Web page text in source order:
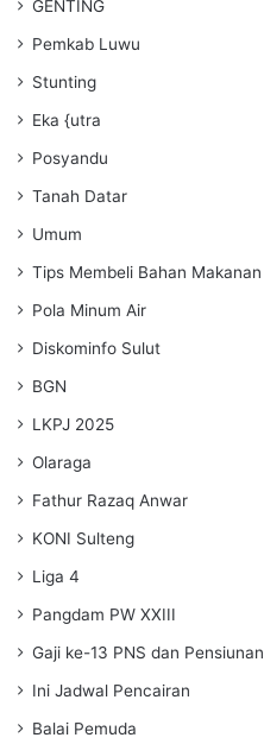
GENTING
Pemkab Luwu
Stunting
Eka {utra
Posyandu
Tanah Datar
Umum
Tips Membeli Bahan Makanan
Pola Minum Air
Diskominfo Sulut
BGN
LKPJ 2025
Olaraga
Fathur Razaq Anwar
KONI Sulteng
Liga 4
Pangdam PW XXIII
Gaji ke-13 PNS dan Pensiunan
Ini Jadwal Pencairan
Balai Pemuda